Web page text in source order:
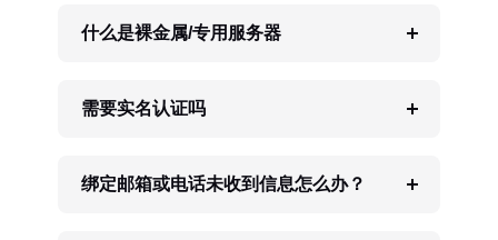
什么是裸金属/专用服务器
需要实名认证吗
绑定邮箱或电话未收到信息怎么办？